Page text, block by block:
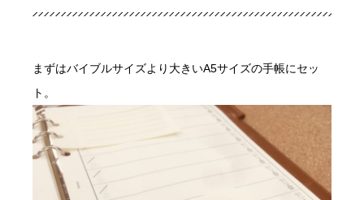
まずはバイブルサイズより大きいA5サイズの手帳にセッ
ト。